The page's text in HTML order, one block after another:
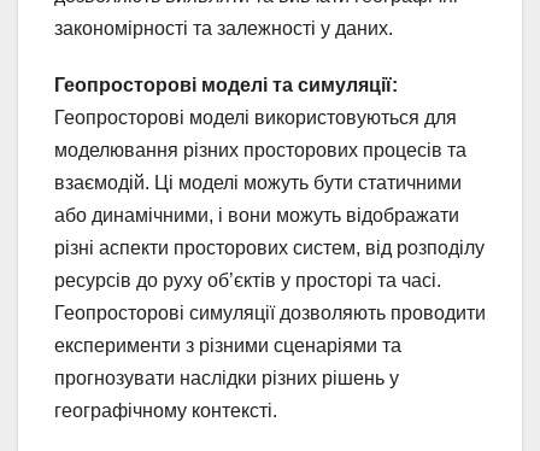
закономірності та залежності у даних.
Геопросторові моделі та симуляції:
Геопросторові моделі використовуються для
моделювання різних просторових процесів та
взаємодій. Ці моделі можуть бути статичними
або динамічними, і вони можуть відображати
різні аспекти просторових систем, від розподілу
ресурсів до руху об’єктів у просторі та часі.
Геопросторові симуляції дозволяють проводити
експерименти з різними сценаріями та
прогнозувати наслідки різних рішень у
географічному контексті.